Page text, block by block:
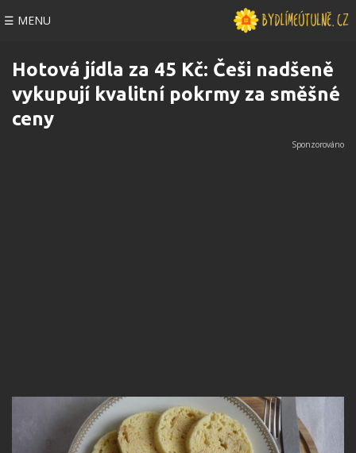
☰ MENU
Hotová jídla za 45 Kč: Češi nadšeně
vykupují kvalitní pokrmy za směšné
ceny